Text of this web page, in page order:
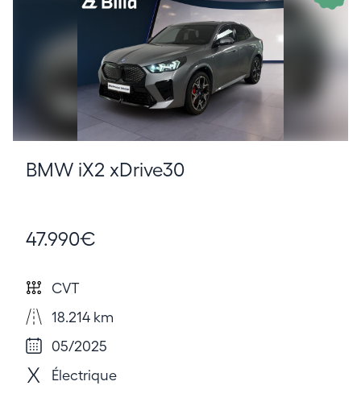
BMW iX2 xDrive30
47.990€
CVT
18.214 km
05/2025
Électrique